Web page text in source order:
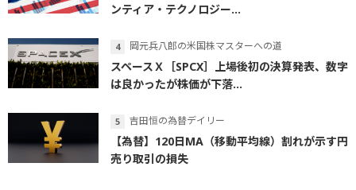
ンティア・テクノロジー...
岡元兵八郎の米国株マスターへの道
スペースＸ［SPCX］上場後初の決算発表、数字
は良かったが株価が下落...
吉田恒の為替デイリー
【為替】120日MA（移動平均線）割れが示す円
売り取引の損失